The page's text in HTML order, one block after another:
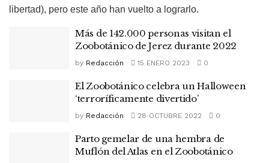
libertad), pero este año han vuelto a lograrlo.
Más de 142.000 personas visitan el
Zoobotánico de Jerez durante 2022
by Redacción 15 ENERO 2023 0
El Zoobotánico celebra un Halloween
‘terroríficamente divertido’
by Redacción 28 OCTUBRE 2022 0
Parto gemelar de una hembra de
Muflón del Atlas en el Zoobotánico